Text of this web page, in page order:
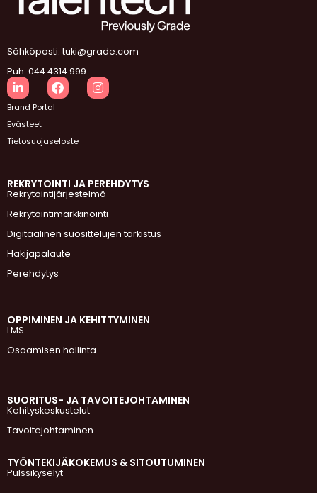
Sähköposti: tuki@grade.com
Puh: 044 4314 999
Brand Portal
Evästeet
Tietosuojaseloste
REKRYTOINTI JA PEREHDYTYS
Rekrytointijärjestelmä
Rekrytointimarkkinointi
Digitaalinen suosittelujen tarkistus
Hakijapalaute
Perehdytys
OPPIMINEN JA KEHITTYMINEN
LMS
Osaamisen hallinta
SUORITUS- JA TAVOITEJOHTAMINEN
Kehityskeskustelut
Tavoitejohtaminen
TYÖNTEKIJÄKOKEMUS & SITOUTUMINEN
Pulssikyselyt